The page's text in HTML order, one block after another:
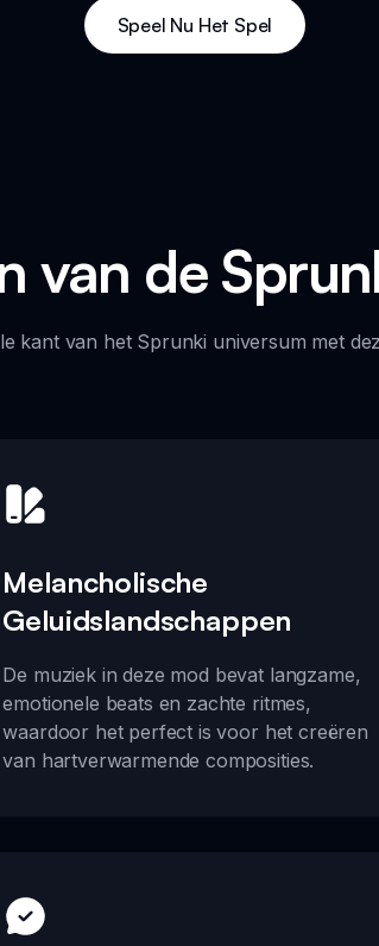
Speel Nu Het Spel
van de
kant van het Sprunki universum met
Melancholische
Geluidslandschappen
De muziek in deze mod bevat langzame,
emotionele beats en zachte ritmes,
waardoor het perfect is voor het creëren
van hartverwarmende composities.